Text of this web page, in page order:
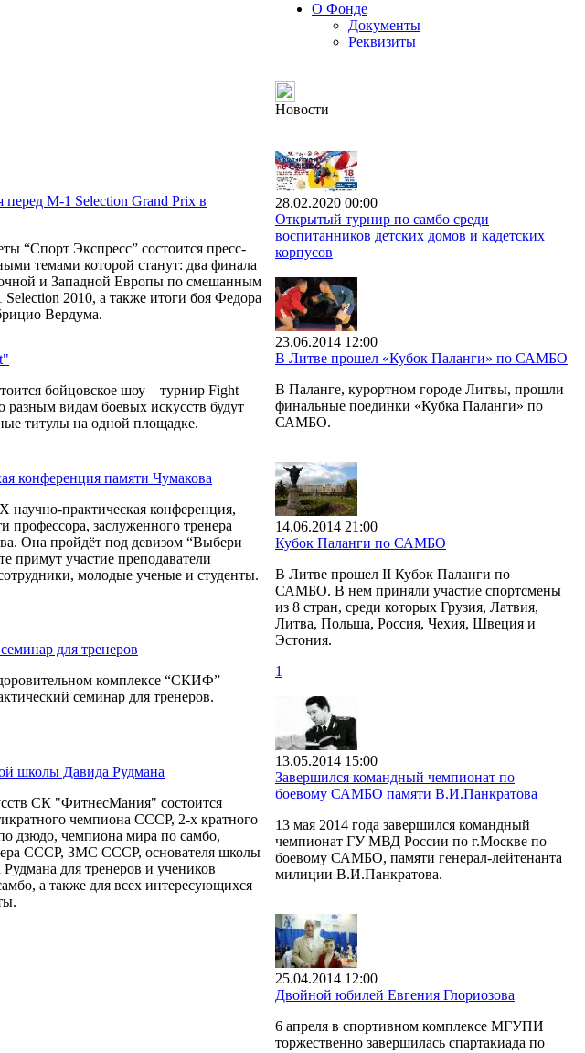
перед M-1 Selection Grand Prix в
“Спорт Экспресс” состоится пресс-
темами которой станут: два финала
и Западной Европы по смешанным
2010, а также итоги боя Федора
Вердума.
бойцовское шоу – турнир Fight
видам боевых искусств будут
титулы на одной площадке.
конференция памяти Чумакова
научно-практическая конференция,
профессора, заслуженного тренера
Она пройдёт под девизом “Выбери
примут участие преподаватели
молодые ученые и студенты.
для тренеров
комплексе “СКИФ”
семинар для тренеров.
школы Давида Рудмана
СК "ФитнесМания" состоится
чемпиона СССР, 2-х кратного
дзюдо, чемпиона мира по самбо,
СССР, ЗМС СССР, основателя школы
для тренеров и учеников
а также для всех интересующихся
О Фонде
Документы
Реквизиты
Новости
28.02.2020 00:00
Открытый турнир по самбо среди
воспитанников детских домов и кадетских
корпусов
23.06.2014 12:00
В Литве прошел «Кубок Паланги» по САМБО
В Паланге, курортном городе Литвы, прошли
финальные поединки «Кубка Паланги» по
САМБО.
14.06.2014 21:00
Кубок Паланги по САМБО
В Литве прошел II Кубок Паланги по
САМБО. В нем приняли участие спортсмены
из 8 стран, среди которых Грузия, Латвия,
Литва, Польша, Россия, Чехия, Швеция и
Эстония.
1
13.05.2014 15:00
Завершился командный чемпионат по
боевому САМБО памяти В.И.Панкратова
13 мая 2014 года завершился командный
чемпионат ГУ МВД России по г.Москве по
боевому САМБО, памяти генерал-лейтенанта
милиции В.И.Панкратова.
25.04.2014 12:00
Двойной юбилей Евгения Глориозова
6 апреля в спортивном комплексе МГУПИ
торжественно завершилась спартакиада по